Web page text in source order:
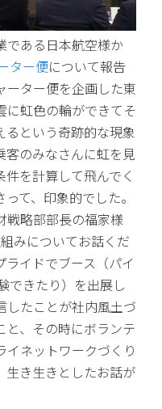
ある日本航空様か
ター便について報告
ーター便を企画した東
に虹色の輪ができてそ
るという奇跡的な現象
客のみなさんに虹を見
を計算して飛んでく
て、印象的でした。
略部部長の福家様
みについてお話くだ
イドでブース（パイ
できたり）を出展し
したことが社内風土づ
と、その時にボランテ
イネットワークづくり
生き生きとしたお話が